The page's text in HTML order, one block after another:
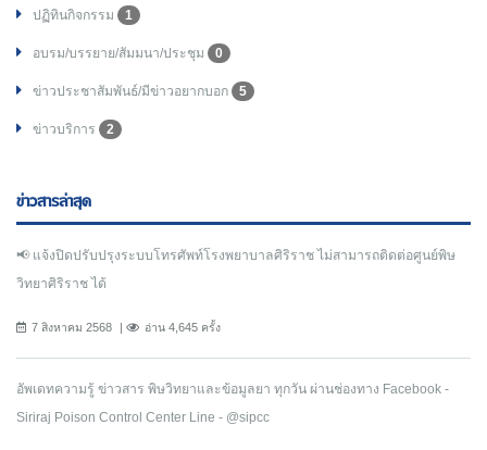
ปฏิทินกิจกรรม 1
อบรม/บรรยาย/สัมมนา/ประชุม 0
ข่าวประชาสัมพันธ์/มีข่าวอยากบอก 5
ข่าวบริการ 2
ข่าวสารล่าสุด
📢 แจ้งปิดปรับปรุงระบบโทรศัพท์โรงพยาบาลศิริราช ไม่สามารถติดต่อศูนย์พิษ
วิทยาศิริราช ได้
7 สิงหาคม 2568 อ่าน 4,645 ครั้ง
อัพเดทความรู้ ข่าวสาร พิษวิทยาและข้อมูลยา ทุกวัน ผ่านช่องทาง Facebook -
Siriraj Poison Control Center Line - @sipcc